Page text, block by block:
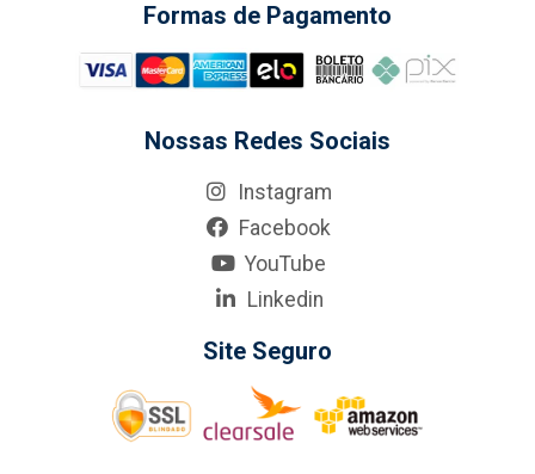
Formas de Pagamento
Nossas Redes Sociais
Instagram
Facebook
YouTube
Linkedin
Site Seguro